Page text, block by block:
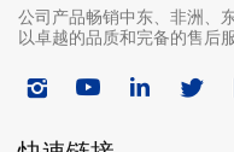
公司产品畅销中东、非洲、
以卓越的品质和完备的售后